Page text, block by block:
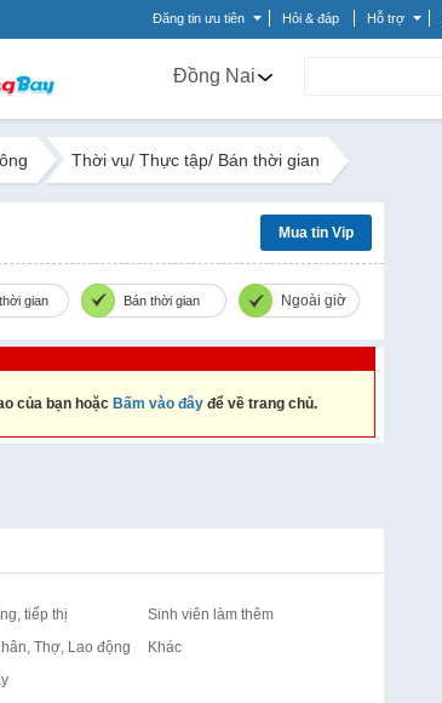
Đăng tin ưu tiên Hỏi & đáp Hỗ trợ
Đồng Nai
Thời vụ/ Thực tập/ Bán thời gian
Mua tin Vip
gian Bán thời gian Ngoài giờ
của bạn hoặc Bấm vào đây để về trang chủ.
tiếp thị
Sinh viên làm thêm
Thợ, Lao động
Khác